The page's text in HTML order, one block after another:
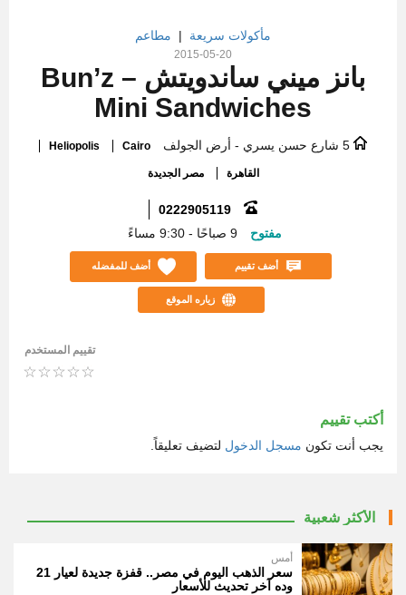
مأكولات سريعة | مطاعم
2015-05-20
بانز ميني ساندويتش – Bun’z
Mini Sandwiches
Cairo
Heliopolis
القاهرة مصر الجديدة
0222905119
مفتوح
9 صباحًا - 9:30 مساءً
أضف تقييم أضف للمفضله
زياره الموقع
تقييم المستخدم
أكتب تقييم
يجب أنت تكون مسجل الدخول لتضيف تعليقاً.
الأكثر شعبية
أمس
سعر الذهب اليوم في مصر.. قفزة جديدة لعيار 21
وده آخر تحديث للأسعار